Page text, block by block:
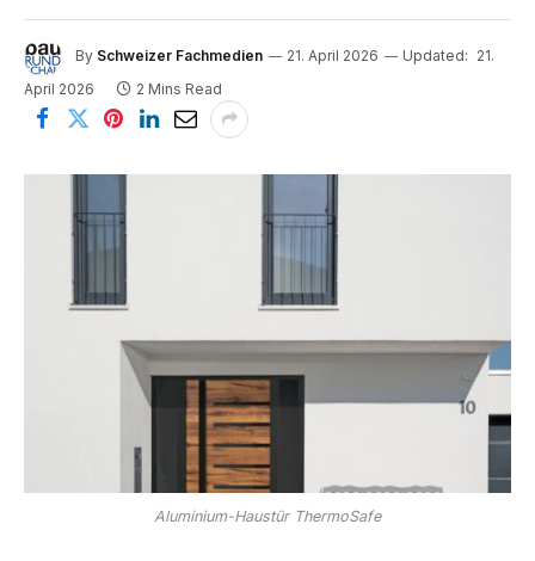
By Schweizer Fachmedien 21. April 2026 Updated: 21.
April 2026
2 Mins Read
Aluminium-Haustür ThermoSafe